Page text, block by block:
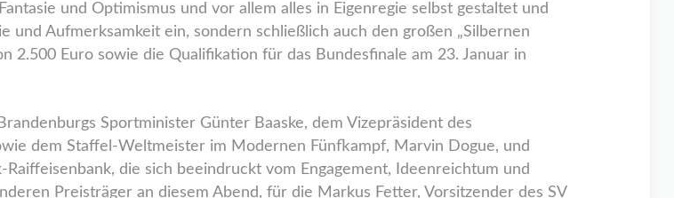
und Optimismus und vor allem alles in Eigenregie selbst gestaltet und
Aufmerksamkeit ein, sondern schließlich auch den großen „Silbernen
2.500 Euro sowie die Qualifikation für das Bundesfinale am 23. Januar in
Sportminister Günter Baaske, dem Vizepräsident des
dem Staffel-Weltmeister im Modernen Fünfkampf, Marvin Dogue, und
die sich beeindruckt vom Engagement, Ideenreichtum und
Preisträger an diesem Abend, für die Markus Fetter, Vorsitzender des SV